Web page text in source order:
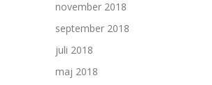
november 2018
september 2018
juli 2018
maj 2018